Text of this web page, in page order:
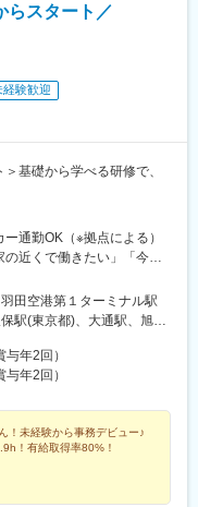
阪駅、高速神戸駅、三宮駅
端駅、二本木口駅、桜島桟
市工大前駅、小松駅、亀
駅、東三条駅、篠ノ井駅、
高山駅、名鉄岐阜駅、大
鈴鹿市駅、播磨駅、草津
、長浜駅、西梅田駅、梅田
ランド駅、三ノ宮駅、西宮
駅、大和西大寺駅、大和八
弓ケ浜駅、鳥取駅、松江
、徳島駅、佐古駅、阿南
駅前駅、大分駅、賀来駅、
鹿児島駅、谷山駅(鹿児島
縄県)、おもろまち駅、都庁
ーミナル駅(京急)、新大久
東口駅、金沢駅、市役所
駅(香川県)、熊本城・市役
王子駅、立川南駅、平沼
駅前駅、仙台駅(地下鉄)、
新豊橋駅、豊川稲荷駅、
魚津駅、あすなろう四日
大阪梅田駅(阪急線)、小路
戸新交通)、西宮駅、山陽
らスタート／
経験歓迎
基礎から学べる研修で、
通勤OK（※拠点による）
近くで働きたい」「今の
談OKです。地元に戻って
ルが変わって、勤務エリ
北海道・東北：北海道・青
部：岐阜・愛知・静岡・石
畿：滋賀・大阪・兵庫・奈
熊本・宮崎・鹿児島・沖縄
田空港第１ターミナル駅
駅(東京都)、大通駅、旭川
三島広小路駅、北鉄金沢
新地駅、姫路駅、なんば
前田駅、通町筋駅、宮崎
袋駅、吉祥寺駅、町田
駅、座間駅、相模原駅、
いたま新都心駅、川口駅、
葉中央駅、千葉みなと
年2回）
年2回）
！未経験から事務デビュー♪
！有給取得率80%！